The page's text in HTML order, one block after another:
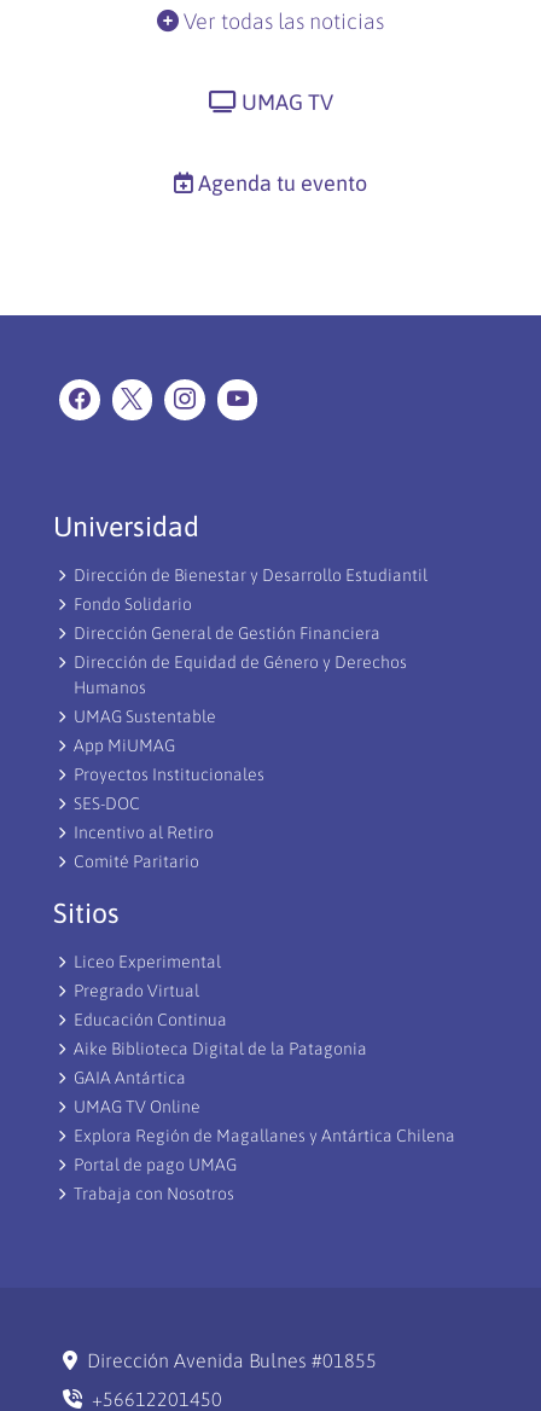
Ver todas las noticias
UMAG TV
Agenda tu evento
Universidad
Dirección de Bienestar y Desarrollo Estudiantil
Fondo Solidario
Dirección General de Gestión Financiera
Dirección de Equidad de Género y Derechos
Humanos
UMAG Sustentable
App MiUMAG
Proyectos Institucionales
SES-DOC
Incentivo al Retiro
Comité Paritario
Sitios
Liceo Experimental
Pregrado Virtual
Educación Continua
Aike Biblioteca Digital de la Patagonia
GAIA Antártica
UMAG TV Online
Explora Región de Magallanes y Antártica Chilena
Portal de pago UMAG
Trabaja con Nosotros
Dirección Avenida Bulnes #01855
+56612201450